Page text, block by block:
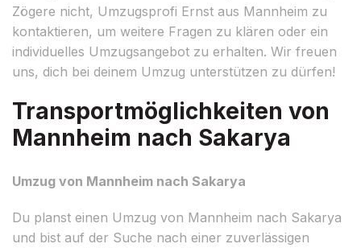
Zögere nicht, Umzugsprofi Ernst aus Mannheim zu
kontaktieren, um weitere Fragen zu klären oder ein
individuelles Umzugsangebot zu erhalten. Wir freuen
uns, dich bei deinem Umzug unterstützen zu dürfen!
Transportmöglichkeiten von
Mannheim nach Sakarya
Umzug von Mannheim nach Sakarya
Du planst einen Umzug von Mannheim nach Sakarya
und bist auf der Suche nach einer zuverlässigen